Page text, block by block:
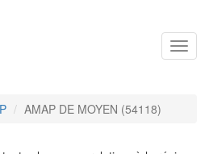
AMAP DE MOYEN (54118)